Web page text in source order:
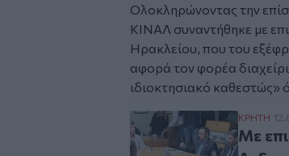
Ολοκληρώνοντας την
ΚΙΝΑΛ συναντήθηκε με
Ηρακλείου, που του
αφορά τον φορέα
ιδιοκτησιακό καθεστώς»
Με
ΚΡΗΤΗ
Με